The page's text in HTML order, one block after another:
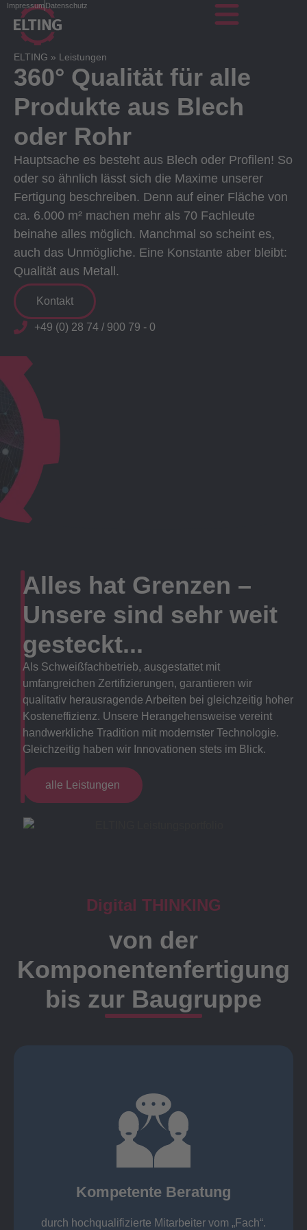
ImpressumDatenschutz
ELTING » Leistungen
360° Qualität für alle
Produkte aus Blech
oder Rohr
Hauptsache es besteht aus Blech oder Profilen! So
oder so ähnlich lässt sich die Maxime unserer
Fertigung beschreiben. Denn auf einer Fläche von
ca. 6.000 m² machen mehr als 70 Fachleute
beinahe alles möglich. Manchmal so scheint es,
auch das Unmögliche. Eine Konstante aber bleibt:
Qualität aus Metall.
Kontakt
+49 (0) 28 74 / 900 79 - 0
Alles hat Grenzen –
Unsere sind sehr weit
gesteckt...
Als Schweißfachbetrieb, ausgestattet mit
umfangreichen Zertifizierungen, garantieren wir
qualitativ herausragende Arbeiten bei gleichzeitig hoher
Kosteneffizienz. Unsere Herangehensweise vereint
handwerkliche Tradition mit modernster Technologie.
Gleichzeitig haben wir Innovationen stets im Blick.
alle Leistungen
Digital THINKING
von der
Komponentenfertigung
bis zur Baugruppe
Kompetente Beratung
durch hochqualifizierte Mitarbeiter vom „Fach“.
Kompetente Beratung durch
„Fach“.
findet die Kundenbetreuung ausschließlich durch
Meister, Techniker oder Ingenieure statt.
Ansprechpartner